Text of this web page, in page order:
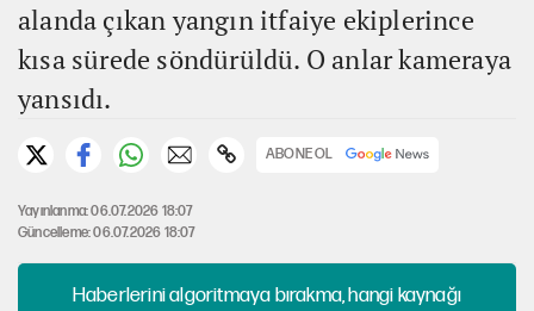
alanda çıkan yangın itfaiye ekiplerince
kısa sürede söndürüldü. O anlar kameraya
yansıdı.
ABONE OL
Yayınlanma: 06.07.2026 18:07
Güncelleme: 06.07.2026 18:07
Haberlerini algoritmaya bırakma, hangi kaynağı